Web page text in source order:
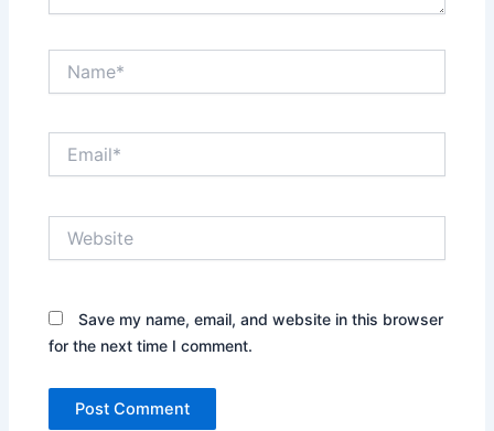
Save my name, email, and website in this browser
for the next time I comment.